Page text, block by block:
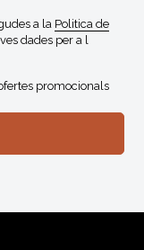
a la Politica de
dades per a l
promocionals